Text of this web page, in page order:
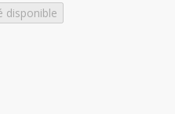
disponible